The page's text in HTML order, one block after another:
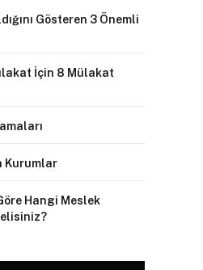
Gösteren 3 Önemli
İçin 8 Mülakat
Kurumlar
Hangi Meslek